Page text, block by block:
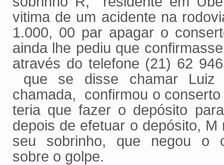
vitima de um acidente na
1.000, 00 par apagar o
ainda lhe pediu que
através do telefone (21) 62
que se disse chamar Luiz
chamada, confirmou o
teria que fazer o depósito
depois de efetuar o depósito,
seu sobrinho, que negou o
sobre o golpe.